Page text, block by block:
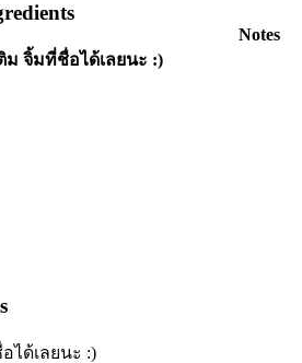
ม จิ้มที่ชื่อได้เลยนะ :)
Notes
ได้เลยนะ :)